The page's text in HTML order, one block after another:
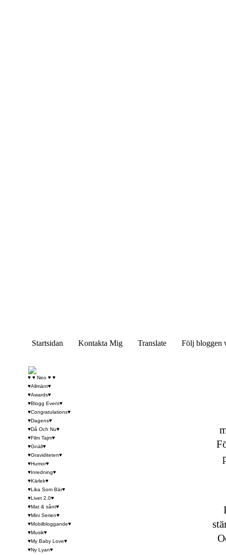
Startsidan Kontakta Mig Translate Följ bloggen
♥ ♥ Neo ♥ ♥
♥Allmänt♥
♥Awards♥
♥Blogg Event♥
♥Congratulations♥
♥Dagens♥
♥Då Och Nu♥
♥Film Tajm♥
♥Gnäll♥
♥Graviditeten♥
♥Humor♥
♥Inredning♥
♥Kärlek♥
♥Lika Som Bär♥
♥Livet 2.0♥
♥Mat & sånt♥
♥Mini Serien♥
♥Mobilbloggande♥
♥Musik♥
♥My Baby Love♥
♥Ny Lyan♥